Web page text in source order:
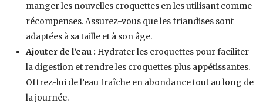
manger les nouvelles croquettes en les utilisant comme
récompenses. Assurez-vous que les friandises sont
adaptées à sa taille et à son âge.
Ajouter de l’eau : Hydrater les croquettes pour faciliter
la digestion et rendre les croquettes plus appétissantes.
Offrez-lui de l’eau fraîche en abondance tout au long de
la journée.